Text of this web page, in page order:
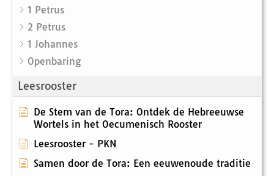
1 Petrus
2 Petrus
1 Johannes
Openbaring
Leesrooster
De Stem van de Tora: Ontdek de Hebreeuwse
Wortels in het Oecumenisch Rooster
Leesrooster - PKN
Samen door de Tora: Een eeuwenoude traditie